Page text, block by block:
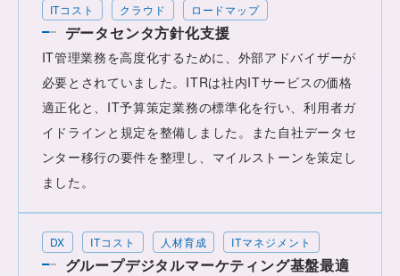
ITコスト クラウド ロードマップ
データセンタ方針化支援
IT管理業務を高度化するために、外部アドバイザーが
必要とされていました。ITRは社内ITサービスの価格
適正化と、IT予算策定業務の標準化を行い、利用者ガ
イドラインと規定を整備しました。また自社データセ
ンター移行の要件を整理し、マイルストーンを策定し
ました。
DX ITコスト 人材育成 ITマネジメント
グループデジタルマーケティング基盤最適